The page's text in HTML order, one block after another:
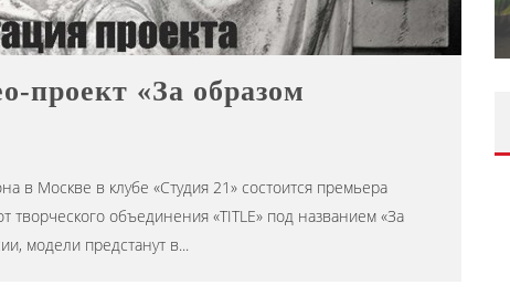
проект «За образом
в Москве в клубе «Студия 21» состоится премьера
творческого объединения «TITLE» под названием «За
модели предстанут в...
Editor iLike.Today 09.06.2026